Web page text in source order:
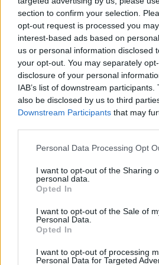
section to confirm your selection.
opt-out request is processed you
interest-based ads based on
us or personal information disclosed
your opt-out. You may separately
disclosure of your personal
IAB’s list of downstream
also be disclosed by us to third
Downstream Participants that may
Personal Data Processing Opt
I want to opt-out of the Sharing
personal data.
Opted In
I want to opt-out of the Sale of
Personal Data.
Opted In
I want to opt-out of processing
Personal Data for Targeted
περιοχή του Δήμου Ευρώτα.
2011 έχουν δηλωθεί [...]
ελονοσίας, εκ των οποίων 27
ιστορικό μετακίνησης σε χώρες
ελονοσία, 7 σε αλλοδαπούς
χώρες, και 23 σε αλλοδαπούς
κυρίως από το Πακιστάν»
σε ανακοίνωσή του την
Τονίζει όμως ότι «δεν έχουν
που οφείλονται στην
της χώρας, ενώ ένας
απεβίωσε λόγω σοβαρών
νοσημάτων».